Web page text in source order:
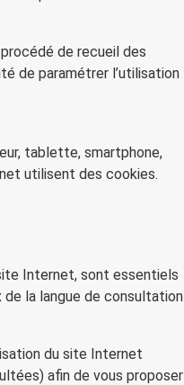
de recueil des
de paramétrer l’utilisation
tablette, smartphone,
utilisent des cookies.
Internet, sont essentiels
la langue de consultation
du site Internet
afin de vous proposer